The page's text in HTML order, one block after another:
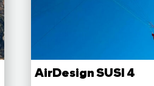
AirDesign SUSI 4